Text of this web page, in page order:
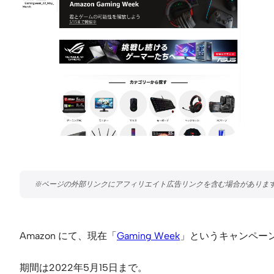
Amazon にて、現在「Gaming Week 」というキャンペー
期間は2022年5月15日まで。